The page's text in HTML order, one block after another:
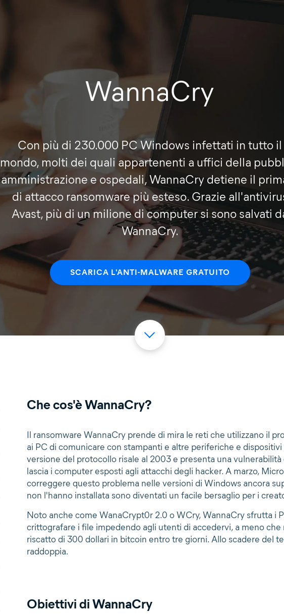
WannaCry
Con più di 230.000 PC Windows infettati in tutto il
mondo, molti dei quali appartenenti a uffici della
amministrazione e ospedali, WannaCry detiene il
di attacco ransomware più esteso. Grazie
Avast, più di un milione di computer si sono salvati
WannaCry.
SCARICA L'ANTI-MALWARE GRATUITO
Che cos'è WannaCry?
Il ransomware WannaCry prende di mira le reti che utilizzano il
ai PC di comunicare con stampanti e altre periferiche e
versione del protocollo risale al 2003 e presenta una vulnerabilità
lascia i computer esposti agli attacchi degli hacker. A marzo,
correggere questo problema nelle versioni di Windows ancora
non l'hanno installata sono diventati un facile bersaglio per i
Noto anche come WanaCrypt0r 2.0 o WCry, WannaCry sfrutta i
crittografare i file impedendo agli utenti di accedervi, a meno che
riscatto di 300 dollari in bitcoin entro tre giorni. Allo scadere del
raddoppia.
Obiettivi di WannaCry